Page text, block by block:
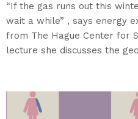
“If the gas runs out this
wait a while” , says energy
from The Hague Center for
lecture she discusses the